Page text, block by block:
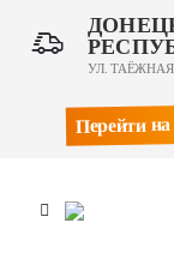
УЛ.
Перейти на